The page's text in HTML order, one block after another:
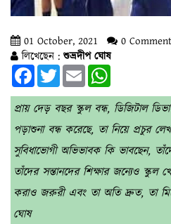
01 October, 2021 0
লিখেছেন :শুভ্রদীপ ঘোষ
FacebookTwitterEmail
প্রায় দেড় বছর স্কুল বন্ধ, ডিজিটাল
পড়াশুনা বন্ধ করেছে, তা নিয়ে প্রচুর
সুবিধাভোগী অভিভাবক কি ভাবছেন,
তাঁদের সন্তানদের শিক্ষার জন্যেও
করাও জরুরী এবং তা অতি দ্রুত, তা
ঘোষ